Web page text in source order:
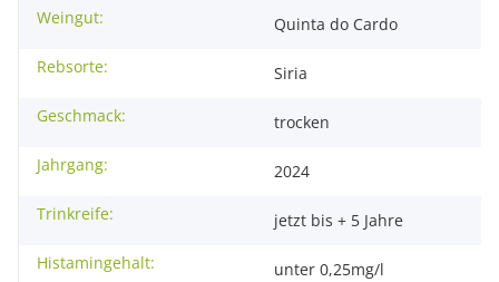
Weingut:
Quinta do Cardo
Rebsorte:
Siria
Geschmack:
trocken
Jahrgang:
2024
Trinkreife:
jetzt bis + 5 Jahre
Histamingehalt:
unter 0,25mg/l